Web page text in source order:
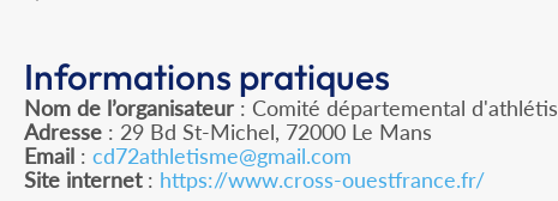
Informations pratiques
Nom de l’organisateur : Comité départemental
Adresse : 29 Bd St-Michel, 72000 Le Mans
Email : cd72athletisme@gmail.com
Site internet: https://www.cross-ouestfrance.fr/